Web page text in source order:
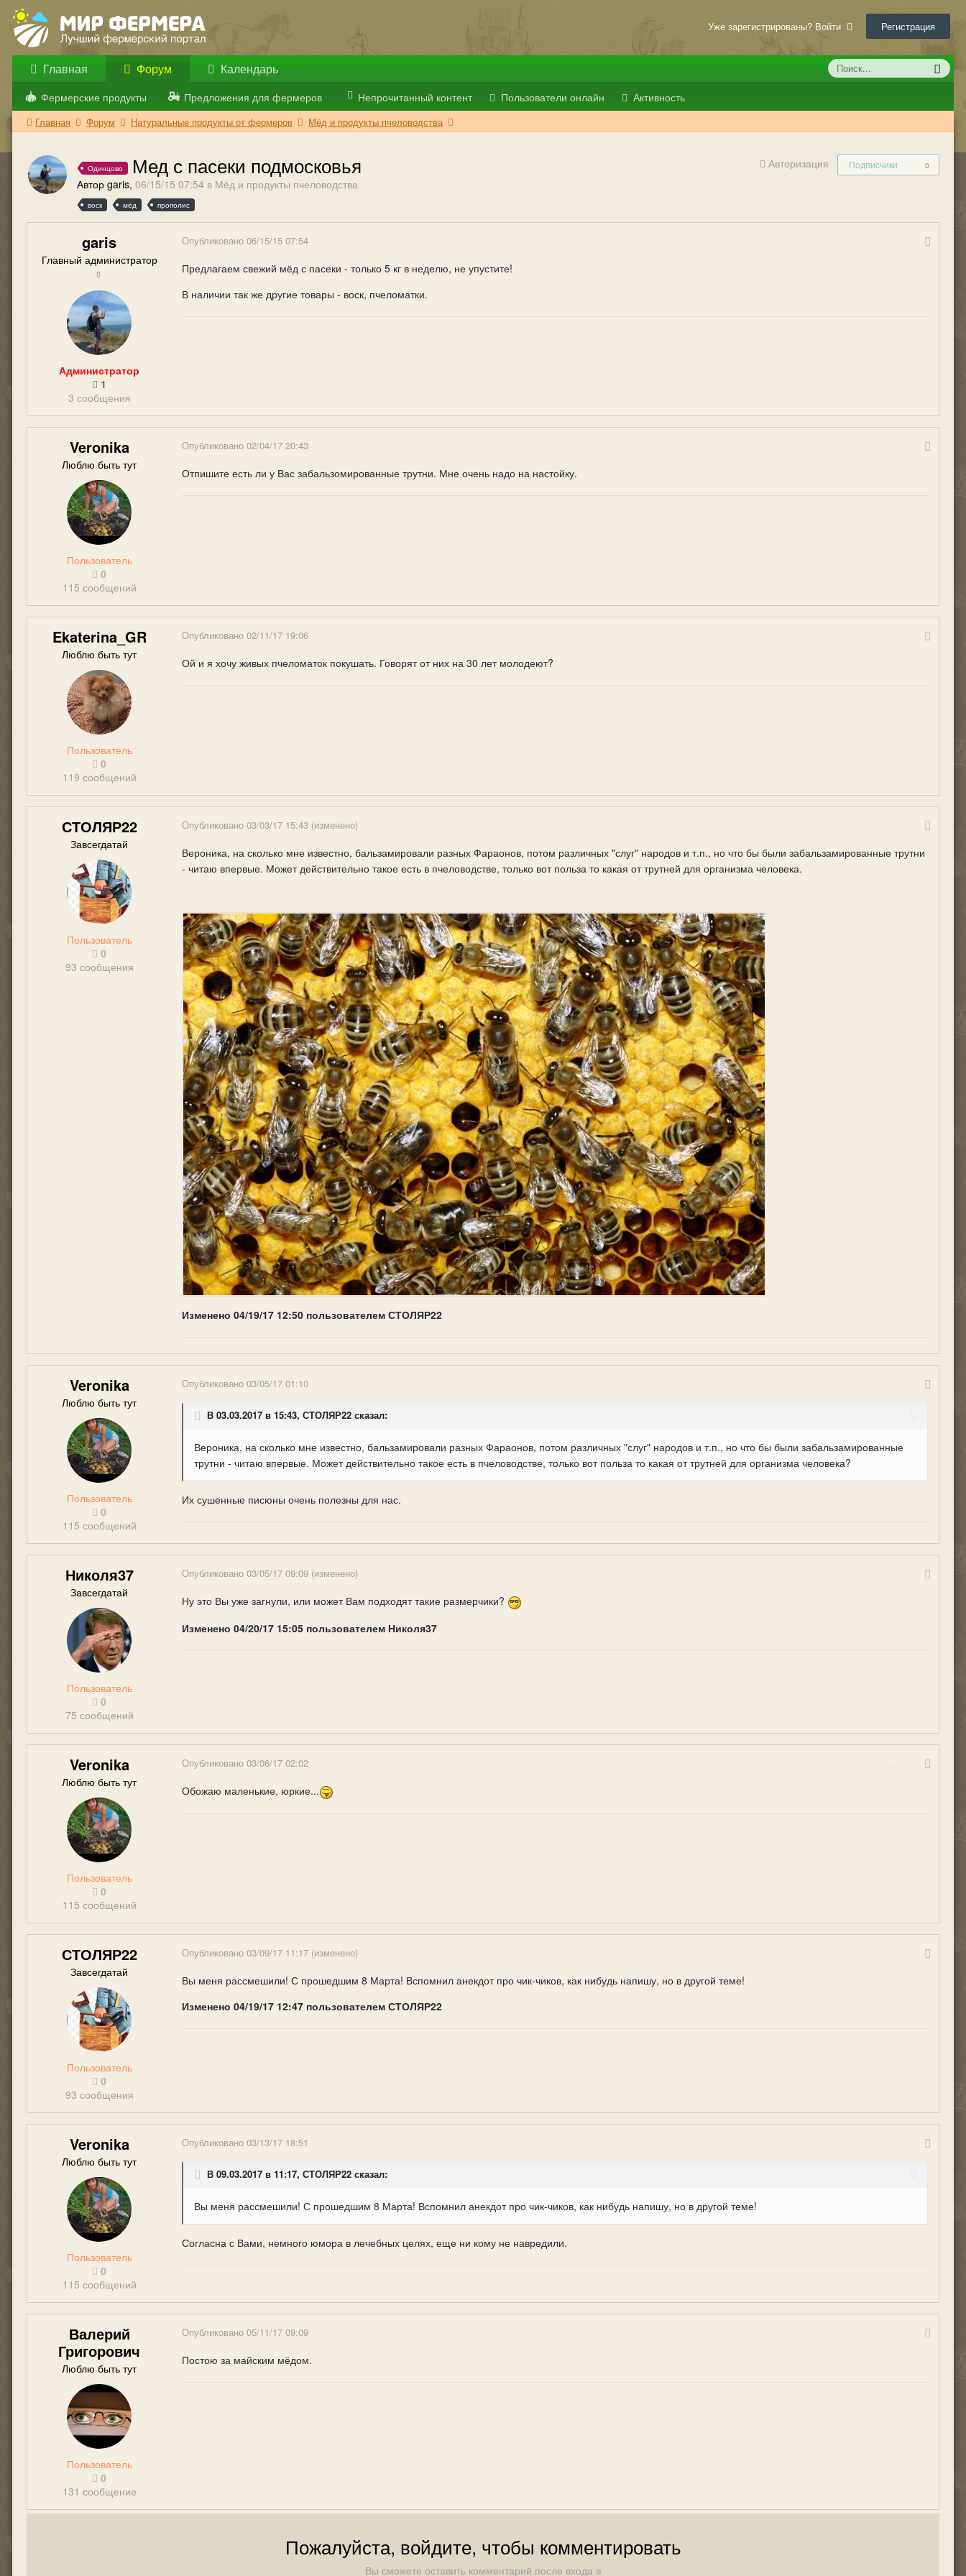
Уже зарегистрированы? Войти Регистрация
Главная Форум
Фермерские продукты Предложения для фермеров Непрочитанный контент Пользователи онлайн Активность
Календарь
Главная Форум Натуральные продукты от фермеров Мёд и продукты пчеловодства
Авторизация Подписчики 0
Одинцово Мед с пасеки подмосковья
Автор garis, 06/15/15 07:54 в Мёд и продукты пчеловодства
воск мёд прополис
garis
Главный администратор
Администратор
1
3 сообщения
Опубликовано 06/15/15 07:54
Предлагаем свежий мёд с пасеки - только 5 кг в неделю, не упустите!
В наличии так же другие товары - воск, пчеломатки.
Veronika
Люблю быть тут
Пользователь
0
115 сообщений
Опубликовано 02/04/17 20:43
Отпишите есть ли у Вас забальзомированные трутни. Мне очень надо на настойку.
Ekaterina_GR
Люблю быть тут
Пользователь
0
119 сообщений
Опубликовано 02/11/17 19:06
Ой и я хочу живых пчеломаток покушать. Говорят от них на 30 лет молодеют?
СТОЛЯР22
Завсегдатай
Пользователь
0
93 сообщения
Опубликовано 03/03/17 15:43 (изменено)
Вероника, на сколько мне известно, бальзамировали разных Фараонов, потом различных "слуг" народов и т.п., но что бы были забальзамированные трутни
- читаю впервые. Может действительно такое есть в пчеловодстве, только вот польза то какая от трутней для организма человека.
Изменено 04/19/17 12:50 пользователем СТОЛЯР22
Veronika
Люблю быть тут
Пользователь
0
115 сообщений
Опубликовано 03/05/17 01:10
В 03.03.2017 в 15:43, СТОЛЯР22 сказал:
Вероника, на сколько мне известно, бальзамировали разных Фараонов, потом различных "слуг" народов и т.п., но что бы были забальзамированные
трутни - читаю впервые. Может действительно такое есть в пчеловодстве, только вот польза то какая от трутней для организма человека?
Их сушенные писюны очень полезны для нас.
Николя37
Завсегдатай
Пользователь
0
75 сообщений
Опубликовано 03/05/17 09:09 (изменено)
Ну это Вы уже загнули, или может Вам подходят такие размерчики?
Изменено 04/20/17 15:05 пользователем Николя37
Veronika
Люблю быть тут
Пользователь
0
115 сообщений
Опубликовано 03/06/17 02:02
Обожаю маленькие, юркие...
СТОЛЯР22
Завсегдатай
Пользователь
0
93 сообщения
Опубликовано 03/09/17 11:17 (изменено)
Вы меня рассмешили! С прошедшим 8 Марта! Вспомнил анекдот про чик-чиков, как нибудь напишу, но в другой теме!
Изменено 04/19/17 12:47 пользователем СТОЛЯР22
Veronika
Люблю быть тут
Пользователь
0
115 сообщений
Опубликовано 03/13/17 18:51
В 09.03.2017 в 11:17, СТОЛЯР22 сказал:
Вы меня рассмешили! С прошедшим 8 Марта! Вспомнил анекдот про чик-чиков, как нибудь напишу, но в другой теме!
Согласна с Вами, немного юмора в лечебных целях, еще ни кому не навредили.
Валерий
Григорович
Люблю быть тут
Пользователь
0
131 сообщение
Опубликовано 05/11/17 09:09
Постою за майским мёдом.
Пожалуйста, войдите, чтобы комментировать
Вы сможете оставить комментарий после входа в